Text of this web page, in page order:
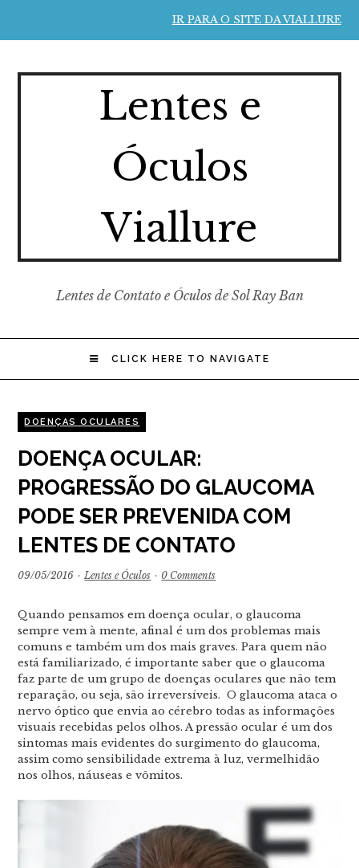
IR PARA O SITE DA VIALLURE
Lentes e
Óculos
Viallure
Lentes de Contato e Óculos de Sol Ray Ban
CLICK HERE TO NAVIGATE
DOENÇAS OCULARES
DOENÇA OCULAR:
PROGRESSÃO DO GLAUCOMA
PODE SER PREVENIDA COM
LENTES DE CONTATO
09/05/2016 · Lentes e Óculos · 0 Comments
Quando pensamos em doença ocular, o glaucoma
sempre vem à mente, afinal é um dos problemas mais
comuns e também um dos mais graves. Para quem não
está familiarizado, é importante saber que o glaucoma
faz parte de um grupo de doenças oculares que não tem
reparação, ou seja, são irreversíveis. O glaucoma ataca o
nervo óptico que envia ao cérebro todas as informações
visuais recebidas pelos olhos. A pressão ocular é um dos
sintomas mais evidentes do surgimento do glaucoma,
assim como sensibilidade extrema à luz, vermelhidão
nos olhos, náuseas e vômitos.